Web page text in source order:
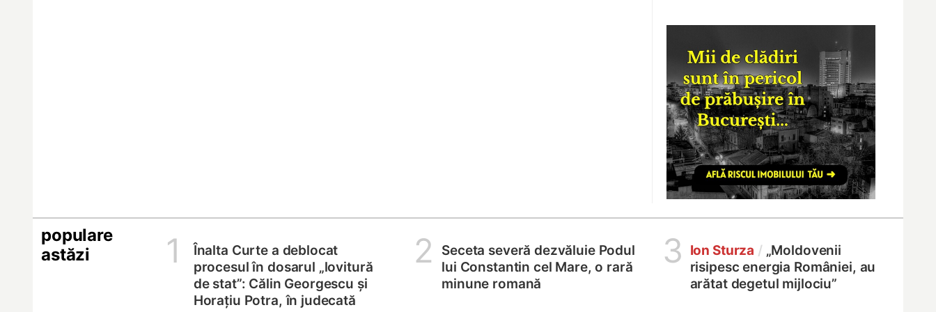
populare
astăzi
1
Înalta Curte a deblocat
procesul în dosarul „lovitură
de stat”: Călin Georgescu și
Horațiu Potra, în judecată
2
Seceta severă dezvăluie Podul
lui Constantin cel Mare, o rară
minune romană
3 Ion Sturza / „Moldovenii
risipesc energia României, au
arătat degetul mijlociu”